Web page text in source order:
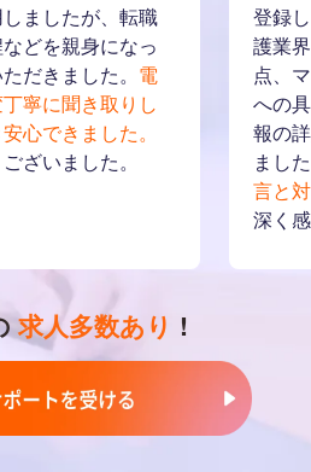
ましたが、転職
どを親身になっ
だきました。 電
寧に聞き取りし
心できました。
ざいました。
登録
護業
点、
への
報の
まし
言と
深く
求人多数あり !